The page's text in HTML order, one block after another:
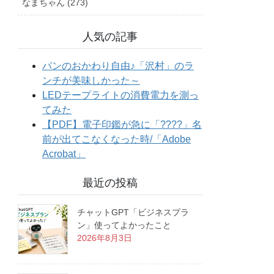
なまちゃん (273)
人気の記事
最近の投稿
チャットGPT「ビジネスプラ
ン」使ってよかったこと
2026年8月3日